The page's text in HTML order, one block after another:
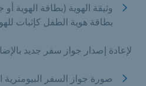
وثيقة الهوية (بطاقة الهوية
بطاقة هوية الطفل كإثبات
لإعادة إصدار جواز سفر جديد
صورة جواز السفر البيومترية